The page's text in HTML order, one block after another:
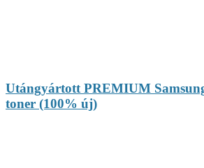
Utángyártott PREMIUM
toner (100% új)